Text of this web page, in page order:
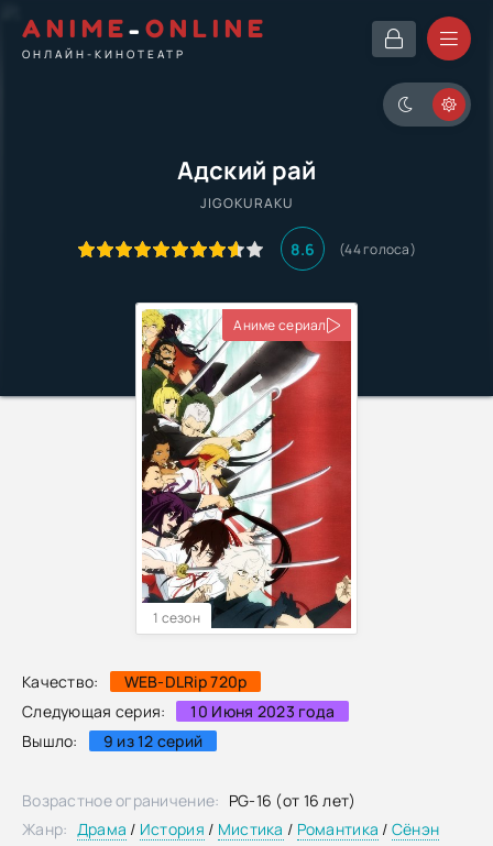
ANIME- ONLINE
ОНЛАЙН-КИНОТЕАТР
Адский рай
JIGOKURAKU
8.6 (44голоса)
Качество:
WEB-DLRip 720p
Следующая серия:
10 Июня 2023 года
Вышло:
9 из 12 серий
Аниме сериал
1 сезон
Возрастное ограничение: PG-16 (от 16 лет)
Жанр: Драма / История / Мистика / Романтика / Сёнэн